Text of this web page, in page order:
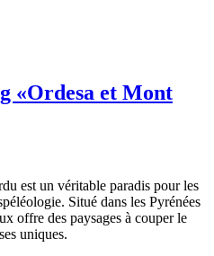
«Ordesa et Mont
est un véritable paradis pour les
Situé dans les Pyrénées
offre des paysages à couper le
uniques.